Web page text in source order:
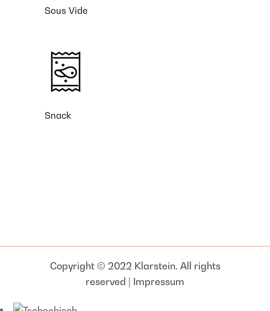
Sous Vide
Snack
Copyright © 2022 Klarstein. All rights
reserved | Impressum